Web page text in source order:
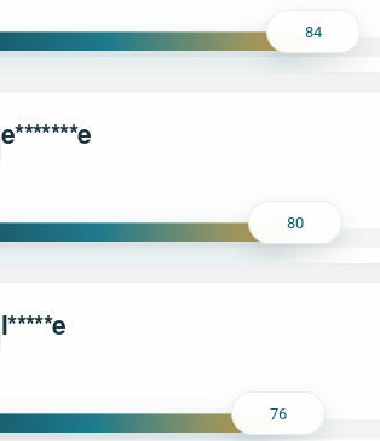
84
e*******e
80
l*****e
76